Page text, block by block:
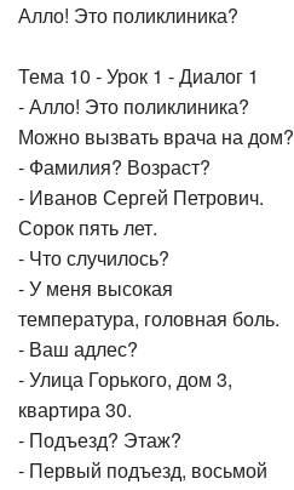
Алло! Это поликлиника?
Тема 10 - Урок 1 - Диалог 1
- Алло! Это поликлиника?
Можно вызвать врача на дом?
- Фамилия? Возраст?
- Иванов Сергей Петрович.
Сорок пять лет.
- Что случилось?
- У меня высокая
температура, головная боль.
- Ваш адлес?
- Улица Горького, дом 3,
квартира 30.
- Подъезд? Этаж?
- Первый подъезд, восьмой